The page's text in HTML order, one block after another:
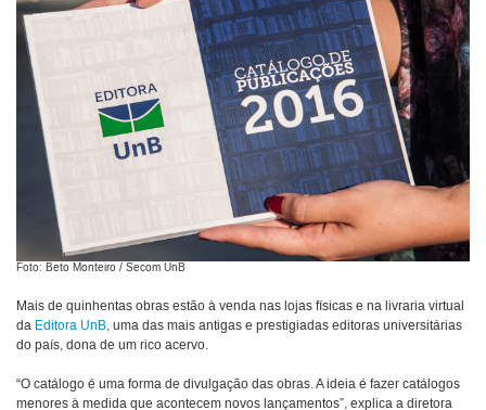
Foto: Beto Monteiro / Secom UnB
Mais de quinhentas obras estão à venda nas lojas físicas e na livraria virtual
da Editora UnB, uma das mais antigas e prestigiadas editoras universitárias
do país, dona de um rico acervo.
“O catálogo é uma forma de divulgação das obras. A ideia é fazer catálogos
menores à medida que acontecem novos lançamentos”, explica a diretora